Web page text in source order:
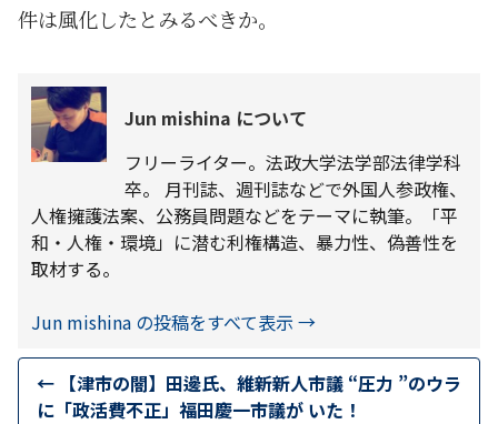
件は風化したとみるべきか。
Jun mishina について
フリーライター。法政大学法学部法律学科
卒。 月刊誌、週刊誌などで外国人参政権、
人権擁護法案、公務員問題などをテーマに執筆。「平
和・人権・環境」に潜む利権構造、暴力性、偽善性を
取材する。
Jun mishina の投稿をすべて表示 →
← 【津市の闇】田邊氏、維新新人市議 “圧力 ”のウラ
に「政活費不正」福田慶一市議が いた！